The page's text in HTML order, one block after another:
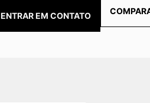
ENTRAR EM CONTATO